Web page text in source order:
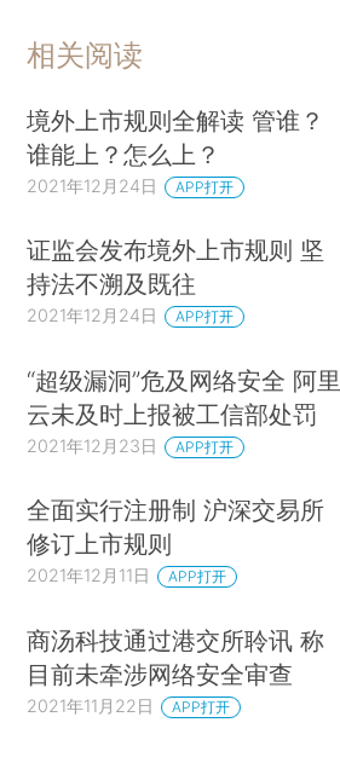
相关阅读
境外上市规则全解读 管谁？
谁能上？怎么上？
2021年12月24日 APP打开
证监会发布境外上市规则 坚
持法不溯及既往
2021年12月24日 APP打开
“超级漏洞”危及网络安全 阿里
云未及时上报被工信部处罚
2021年12月23日 APP打开
全面实行注册制 沪深交易所
修订上市规则
2021年12月11日 APP打开
商汤科技通过港交所聆讯 称
目前未牵涉网络安全审查
2021年11月22日 APP打开